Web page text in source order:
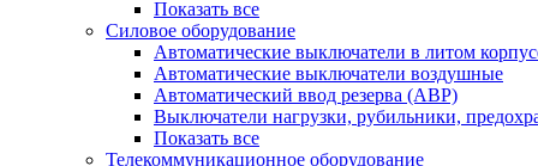
Показать все
Силовое оборудование
Автоматические выключатели в литом
Автоматические выключатели воздушные
Автоматический ввод резерва (АВР)
Выключатели нагрузки, рубильники,
Показать все
Телекоммуникационное оборудование